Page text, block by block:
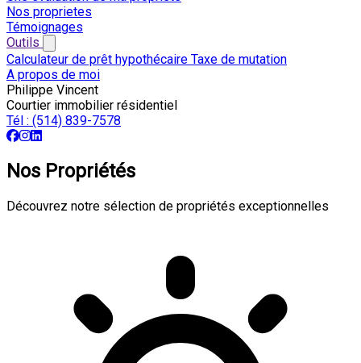
Nos proprietes
Témoignages
Outils
Calculateur de prêt hypothécaire Taxe de mutation
A propos de moi
Philippe Vincent
Courtier immobilier résidentiel
Tél : (514) 839-7578
Nos Propriétés
Découvrez notre sélection de propriétés exceptionnelles